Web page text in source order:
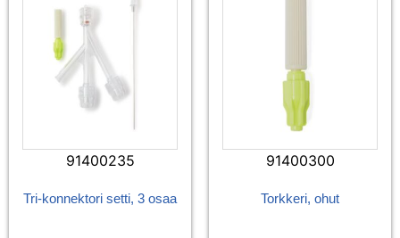
91400235
Tri-konnektori setti, 3 osaa
91400300
Torkkeri, ohut